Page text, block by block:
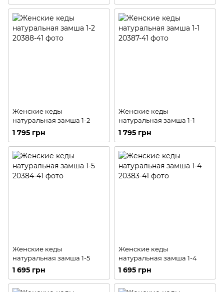
Женские кеды
натуральная замша 1-2
1 795 грн
Женские кеды
натуральная замша 1-1
1 795 грн
Женские кеды
натуральная замша 1-5
1 695 грн
Женские кеды
натуральная замша 1-4
1 695 грн